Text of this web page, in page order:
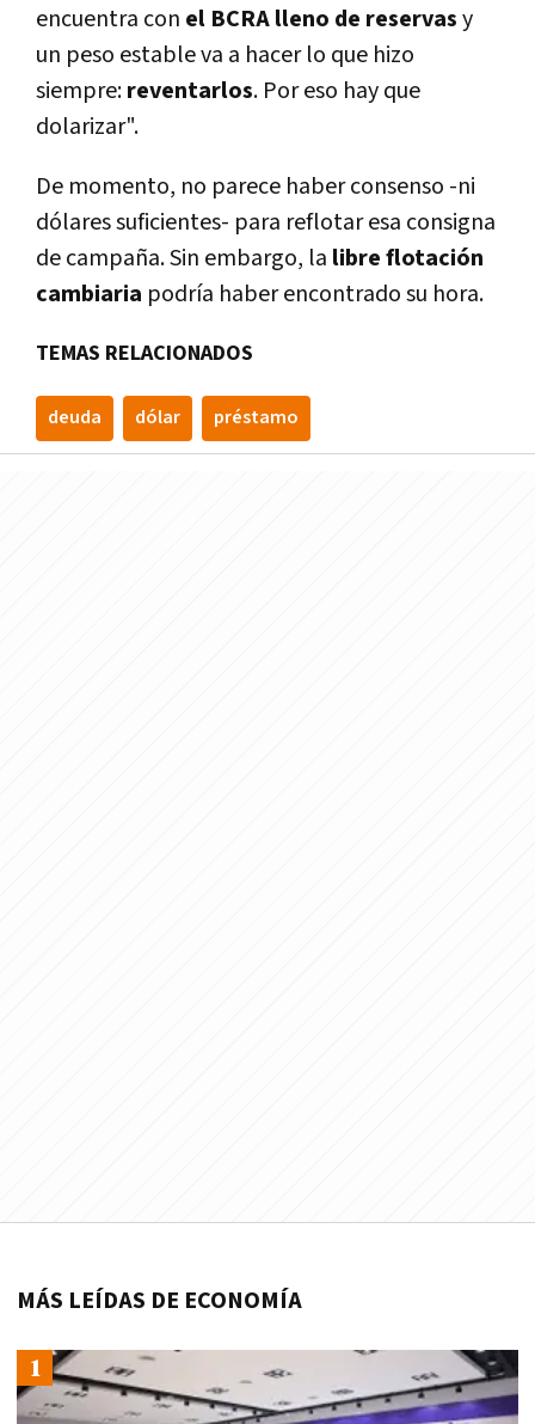
encuentra con el BCRA lleno de reservasy
un peso estable va a hacer lo que hizo
siempre:reventarlos. Por eso hay que
dolarizar".
De momento, no parece haber consenso -ni
dólares suficientes- para reflotar esa consigna
de campaña. Sin embargo, la libre flotación
cambiaria podría haber encontrado su hora.
TEMAS RELACIONADOS
deuda dólar préstamo
MÁS LEÍDAS DE ECONOMÍA